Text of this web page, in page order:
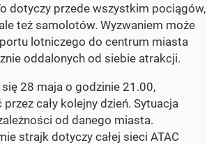
dotyczy przede wszystkim pociągów,
też samolotów. Wyzwaniem może
lotniczego do centrum miasta
oddalonych od siebie atrakcji.
28 maja o godzinie 21.00,
cały kolejny dzień. Sytuacja
od danego miasta.
strajk dotyczy całej sieci ATAC